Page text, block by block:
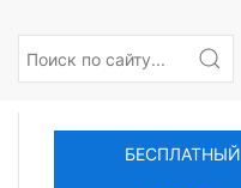
БЕСПЛАТНЫЙ